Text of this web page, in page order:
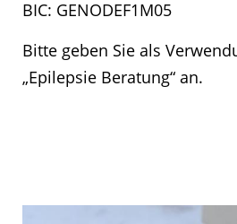
BIC: GENODEF1M05
Bitte geben Sie als
„Epilepsie Beratung“ an.